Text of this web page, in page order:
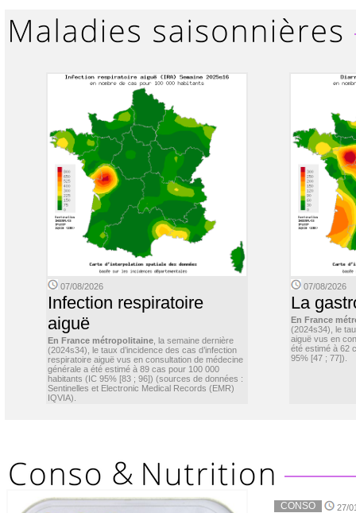
07/08/2026
Infection respiratoire
aiguë
En France métropolitaine , la semaine dernière
(2024s34), le taux d’incidence des cas d’infection
respiratoire aiguë vus en consultation de médecine
générale a été estimé à 89 cas pour 100 000
habitants (IC 95% [83 ; 96]) (sources de données :
Sentinelles et Electronic Medical Records (EMR)
IQVIA).
07/08/2026
La
En France
(2024s34), le
aiguë vus en
été estimé à 62
95% [47 ; 77]).
CONSO 27/